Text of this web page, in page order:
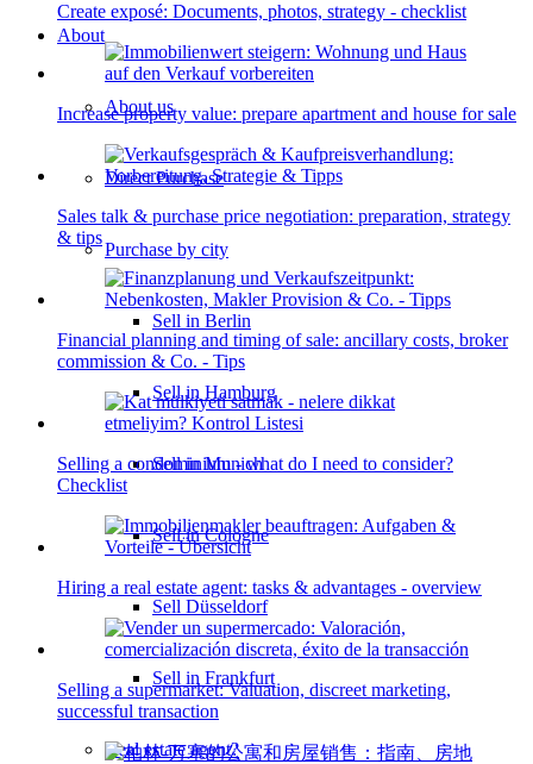
About
About us
Direct Purchase
Purchase by city
Sell in Berlin
Sell in Hamburg
Sell in Munich
Sell in Cologne
Sell Düsseldorf
Sell in Frankfurt
Real estate agent?
Create exposé: Documents, photos, strategy - checklist
Increase property value: prepare apartment and house for sale
Sales talk & purchase price negotiation: preparation, strategy
& tips
Financial planning and timing of sale: ancillary costs, broker
commission & Co. - Tips
Selling a condominium - what do I need to consider?
Checklist
Hiring a real estate agent: tasks & advantages - overview
Selling a supermarket: Valuation, discreet marketing,
successful transaction